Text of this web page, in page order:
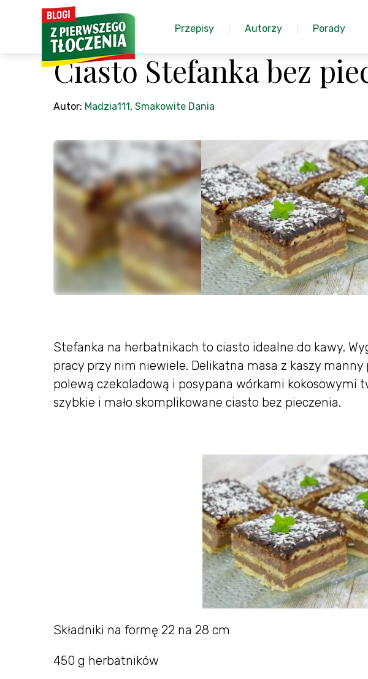
Przepisy Autorzy Porady
Ciasto Stefanka bez
Autor: Madzia111, Smakowite Dania
Stefanka na herbatnikach to ciasto idealne do kawy.
pracy przy nim niewiele. Delikatna masa z kaszy
polewą czekoladową i posypana wórkami kokosowymi
szybkie i mało skomplikowane ciasto bez pieczenia.
Składniki na formę 22 na 28 cm
450 g herbatników